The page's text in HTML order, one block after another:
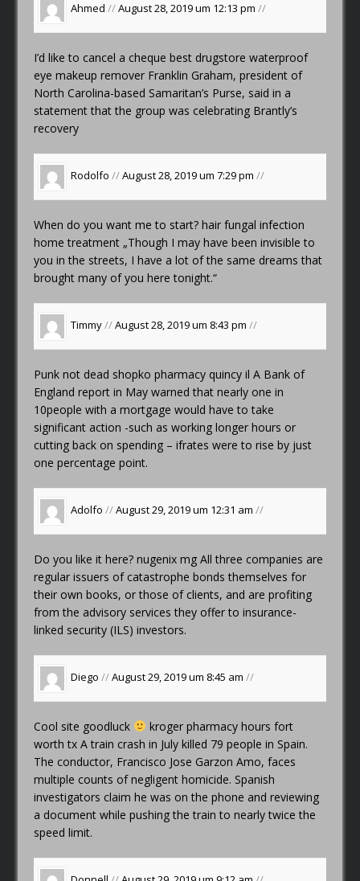
Ahmed //August 28, 2019 um 12:13 pm//
I’d like to cancel a chequebest drugstore waterproof
eye makeup remover Franklin Graham, president of
North Carolina-based Samaritan’s Purse, said in a
statement that the group was celebrating Brantly’s
recovery
Rodolfo //August 28, 2019 um 7:29 pm//
When do you want me to start?hair fungal infection
home treatment „Though I may have been invisible to
you in the streets, I have a lot of the same dreams that
brought many of you here tonight.“
Timmy//August 28, 2019 um 8:43 pm//
Punk not dead shopko pharmacy quincy il A Bank of
England report in May warned that nearly one in
10people with a mortgage would have to take
significant action -such as working longer hours or
cutting back on spending – ifrates were to rise by just
one percentage point.
Adolfo //August 29, 2019 um 12:31 am//
Do you like it here?nugenix mg All three companies are
regular issuers of catastrophe bonds themselves for
their own books, or those of clients, and are profiting
from the advisory services they offer to insurance-
linked security (ILS) investors.
Diego //August 29, 2019 um 8:45 am//
Cool site goodluck
kroger pharmacy hours fort
worth tx A train crash in July killed 79 people in Spain.
The conductor, Francisco Jose Garzon Amo, faces
multiple counts of negligent homicide. Spanish
investigators claim he was on the phone and reviewing
a document while pushing the train to nearly twice the
speed limit.